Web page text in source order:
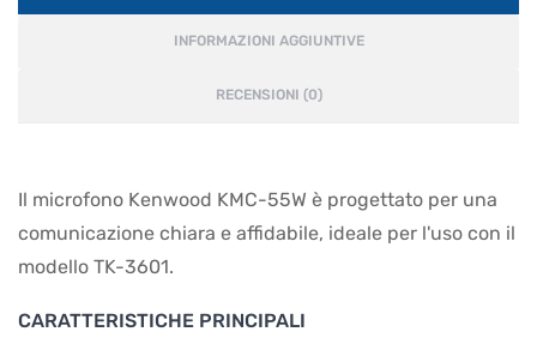
INFORMAZIONI AGGIUNTIVE
RECENSIONI (0)
Il microfono Kenwood KMC-55W è progettato per una
comunicazione chiara e affidabile, ideale per l'uso con il
modello TK-3601.
CARATTERISTICHE PRINCIPALI